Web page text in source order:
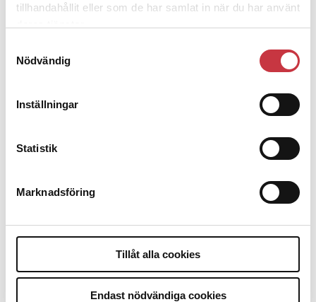
tillhandahållit eller som de har samlat in när du har använt
Nödvändig
Inställningar
Statistik
Marknadsföring
Tillåt alla cookies
Endast nödvändiga cookies
9 juli 2026
kunskapsstyrning – inte om forskarnas
Replik:Det är inte evidenskrav som
bakbinder polisen
7 juli 2026